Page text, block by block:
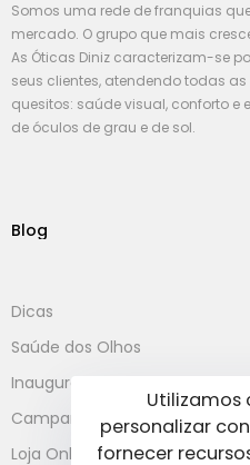
Somos uma rede de franquias
mercado. O grupo que mais
As Óticas Diniz caracterizam-se
seus clientes, atendendo todas
quesitos: saúde visual, conforto
de óculos de grau e de sol.
Blog
Dicas
Saúde dos Olhos
Inaugurações
Campanha
Loja Online
Utilizamos
personalizar
fornecer